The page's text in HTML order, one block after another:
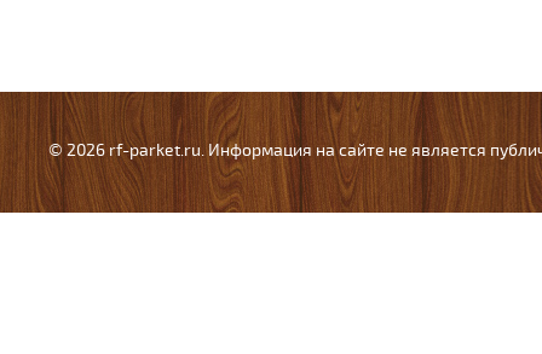
© 2026 rf-parket.ru. Информация на сайте не является